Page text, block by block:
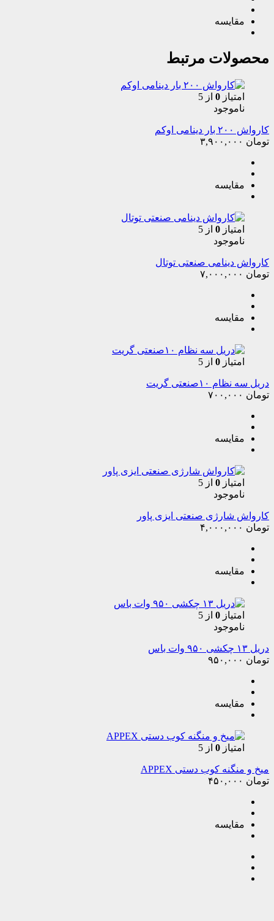
مقایسه
محصولات مرتبط
امتیاز 0 از 5
ناموجود
کارواش ۲۰۰ بار دینامی اوکم
تومان
مقایسه
امتیاز 0 از 5
ناموجود
کارواش دینامی صنعتی توتال
تومان
مقایسه
امتیاز 0 از 5
دریل سه نظام ۱۰صنعتی گریت
تومان
مقایسه
امتیاز 0 از 5
ناموجود
کارواش شارژی صنعتی ایزی پاور
تومان
مقایسه
امتیاز 0 از 5
ناموجود
دریل ۱۳ چکشی ۹۵۰ وات باس
تومان
مقایسه
امتیاز 0 از 5
میخ و منگنه کوب دستی APPEX
تومان
مقایسه